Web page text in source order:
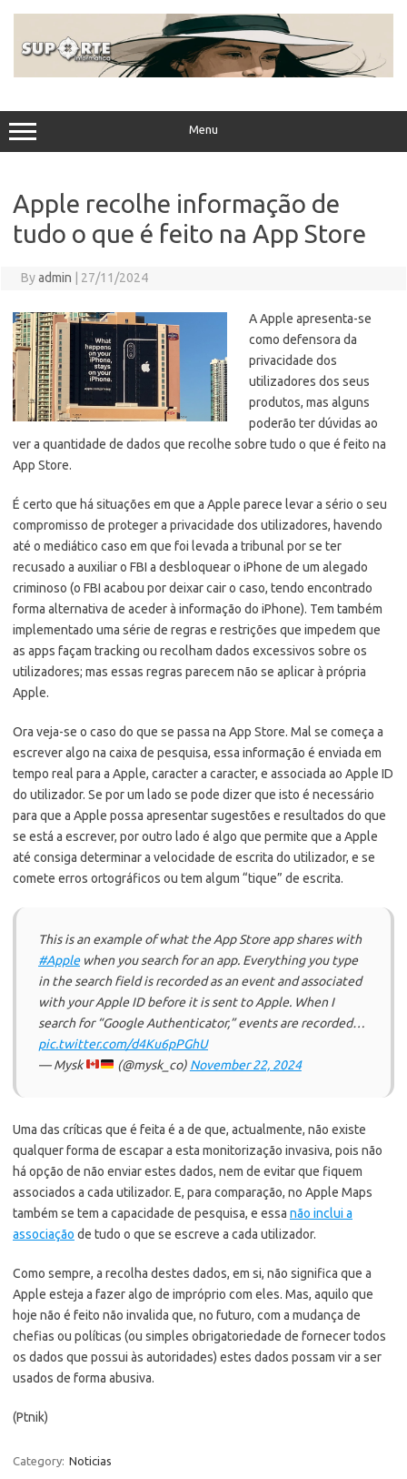
Menu
Apple recolhe informação de
tudo o que é feito na App Store
Byadmin 27/11/2024
A Apple apresenta-se
como defensora da
privacidade dos
utilizadores dos seus
produtos, mas alguns
poderão ter dúvidas ao
ver a quantidade de dados que recolhe sobre tudo o que é feito na
App Store.
É certo que há situações em que a Apple parece levar a sério o seu
compromisso de proteger a privacidade dos utilizadores, havendo
até o mediático caso em que foi levada a tribunal por se ter
recusado a auxiliar o FBI a desbloquear o iPhone de um alegado
criminoso (o FBI acabou por deixar cair o caso, tendo encontrado
forma alternativa de aceder à informação do iPhone). Tem também
implementado uma série de regras e restrições que impedem que
as apps façam tracking ou recolham dados excessivos sobre os
utilizadores; mas essas regras parecem não se aplicar à própria
Apple.
Ora veja-se o caso do que se passa na App Store. Mal se começa a
escrever algo na caixa de pesquisa, essa informação é enviada em
tempo real para a Apple, caracter a caracter, e associada ao Apple ID
do utilizador. Se por um lado se pode dizer que isto é necessário
para que a Apple possa apresentar sugestões e resultados do que
se está a escrever, por outro lado é algo que permite que a Apple
até consiga determinar a velocidade de escrita do utilizador, e se
comete erros ortográficos ou tem algum “tique” de escrita.
This is an example of what the App Store app shares with
#Applewhen you search for an app. Everything you type
in the search field is recorded as an event and associated
with your Apple ID before it is sent to Apple. When I
search for “Google Authenticator,” events are recorded…
pic.twitter.com/d4Ku6pPGhU
— Mysk
(@mysk_co) November 22, 2024
Uma das críticas que é feita é a de que, actualmente, não existe
qualquer forma de escapar a esta monitorização invasiva, pois não
há opção de não enviar estes dados, nem de evitar que fiquem
associados a cada utilizador. E, para comparação, no Apple Maps
também se tem a capacidade de pesquisa, e essa não inclui a
associação de tudo o que se escreve a cada utilizador.
Como sempre, a recolha destes dados, em si, não significa que a
Apple esteja a fazer algo de impróprio com eles. Mas, aquilo que
hoje não é feito não invalida que, no futuro, com a mudança de
chefias ou políticas (ou simples obrigatoriedade de fornecer todos
os dados que possui às autoridades) estes dados possam vir a ser
usados de forma abusiva.
(Ptnik)
Category: Noticias